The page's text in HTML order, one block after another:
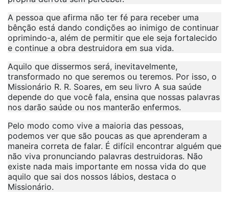
A pessoa que afirma não ter fé para receber uma
bênção está dando condições ao inimigo de continuar
oprimindo-a, além de permitir que ele seja fortalecido
e continue a obra destruidora em sua vida.
Aquilo que dissermos será, inevitavelmente,
transformado no que seremos ou teremos. Por isso, o
Missionário R. R. Soares, em seu livro A sua saúde
depende do que você fala, ensina que nossas palavras
nos darão saúde ou nos manterão enfermos.
Pelo modo como vive a maioria das pessoas,
podemos ver que são poucas as que aprenderam a
maneira correta de falar. É difícil encontrar alguém que
não viva pronunciando palavras destruidoras. Não
existe nada mais importante em nossa vida do que
aquilo que sai dos nossos lábios, destaca o
Missionário.